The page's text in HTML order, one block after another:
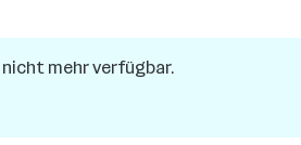
mehr verfügbar.